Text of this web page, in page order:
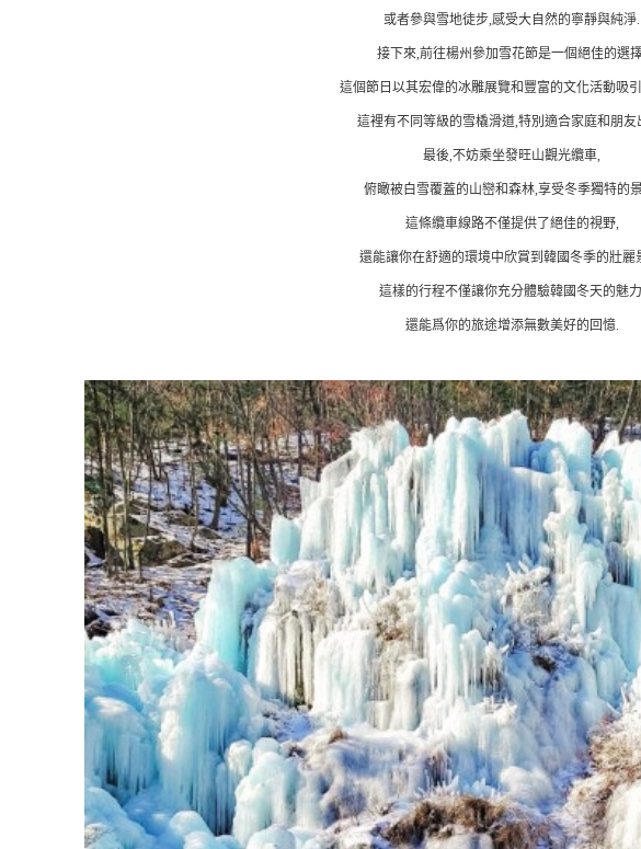
或者參與雪地徒步,感受大自然的寧靜與純淨.
接下來,前往楊州參加雪花節是一個絕佳的選
這個節日以其宏偉的冰雕展覽和豐富的文化活動吸
這裡有不同等級的雪橇滑道,特別適合家庭和朋友
最後,不妨乘坐發旺山觀光纜車,
俯瞰被白雪覆蓋的山巒和森林,享受冬季獨特的
這條纜車線路不僅提供了絕佳的視野,
還能讓你在舒適的環境中欣賞到韓國冬季的壯麗
這樣的行程不僅讓你充分體驗韓國冬天的魅
還能爲你的旅途增添無數美好的回憶.